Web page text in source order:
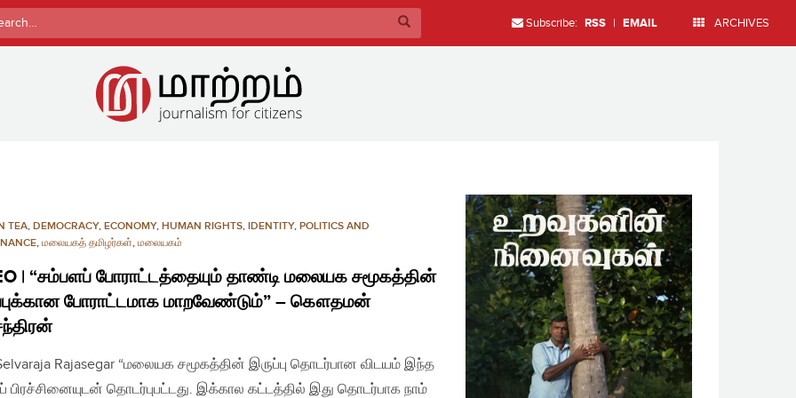
Subscribe: RSS | EMAIL ARCHIVES
TEA, DEMOCRACY, ECONOMY, HUMAN RIGHTS, IDENTITY, POLITICS AND
, மலையகத் தமிழர்கள், மலையகம்
| “சம்பளப் போராட்டத்தையும் தாண்டி மலையக சமூகத்தின்
போராட்டமாக மாறவேண்டும்” – கௌதமன்
Rajasegar “மலையக சமூகத்தின் இருப்பு தொடர்பான விடயம் இந்த
பிரச்சினையுடன் தொடர்புபட்டது. இக்கால கட்டத்தில் இது தொடர்பாக நாம்